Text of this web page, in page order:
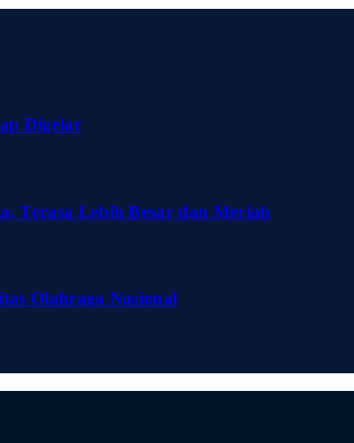
Digelar
Terasa Lebih Besar dan Meriah
Olahraga Nasional